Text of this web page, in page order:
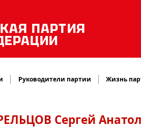
ПАРТИЯ
Руководители партии Жизнь
Сергей